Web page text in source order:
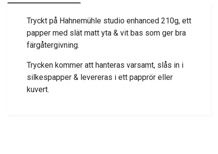
Tryckt på Hahnemühle studio enhanced 210g, ett
papper med slät matt yta & vit bas som ger bra
färgåtergivning.
Trycken kommer att hanteras varsamt, slås in i
silkespapper & levereras i ett papprör eller
kuvert.